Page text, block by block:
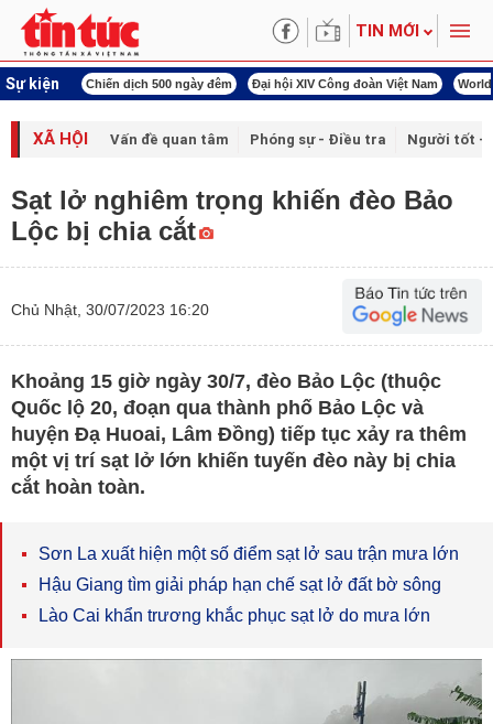
TIN MỚI
Sự kiện
mạng Chiến dịch 500 ngày đêm Đại hội XIV Công đoàn Việt Nam
XÃ HỘI Vấn đề quan tâm Phóng sự - Điều tra Người tốt -
Sạt lở nghiêm trọng khiến đèo Bảo
Lộc bị chia cắt
Chủ Nhật, 30/07/2023 16:20
Khoảng 15 giờ ngày 30/7, đèo Bảo Lộc (thuộc
Quốc lộ 20, đoạn qua thành phố Bảo Lộc và
huyện Đạ Huoai, Lâm Đồng) tiếp tục xảy ra thêm
một vị trí sạt lở lớn khiến tuyến đèo này bị chia
cắt hoàn toàn.
Sơn La xuất hiện một số điểm sạt lở sau trận mưa lớn
Hậu Giang tìm giải pháp hạn chế sạt lở đất bờ sông
Lào Cai khẩn trương khắc phục sạt lở do mưa lớn